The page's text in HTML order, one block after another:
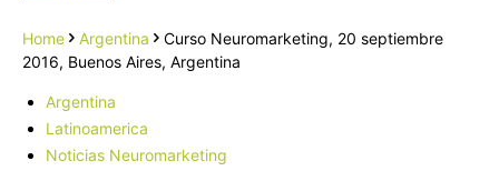
Home Argentina
Curso Neuromarketing, 20 septiembre
2016, Buenos Aires, Argentina
Argentina
Latinoamerica
Noticias Neuromarketing